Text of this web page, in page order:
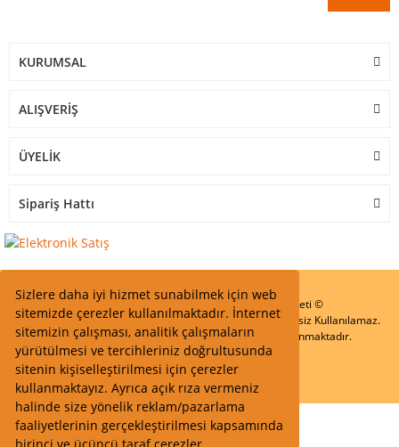
Sizlere daha iyi hizmet sunabilmek için web
sitemizde çerezler kullanılmaktadır. İnternet
sitemizin çalışması, analitik çalışmaların
yürütülmesi ve tercihleriniz doğrultusunda
sitenin kişiselleştirilmesi için çerezler
kullanmaktayız. Ayrıca açık rıza vermeniz
halinde size yönelik reklam/pazarlama
faaliyetlerinin gerçekleştirilmesi kapsamında
birinci ve üçüncü taraf çerezler
KURUMSAL
ALIŞVERİŞ
ÜYELİK
Sipariş Hattı
Start Elektronik Sanayi ve Ticaret Limited Şirketi ©
Resimler Yazılar ve İçeriklerin Tüm hakları saklıdır ve İzinsiz Kullanılamaz.
Kredi kartı bilgileriniz 256bit SSL Sertifikası ile Korunmaktadır.